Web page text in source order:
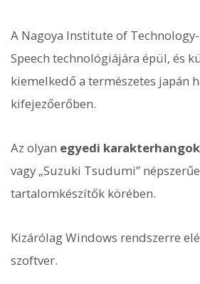
A Nagoya Institute of
Speech technológiájára épül, és
kiemelkedő a természetes japán
kifejezőerőben.
Az olyan egyedi karakterhangok
vagy „Suzuki Tsudumi”
tartalomkészítők körében.
Kizárólag Windows rendszerre
szoftver.